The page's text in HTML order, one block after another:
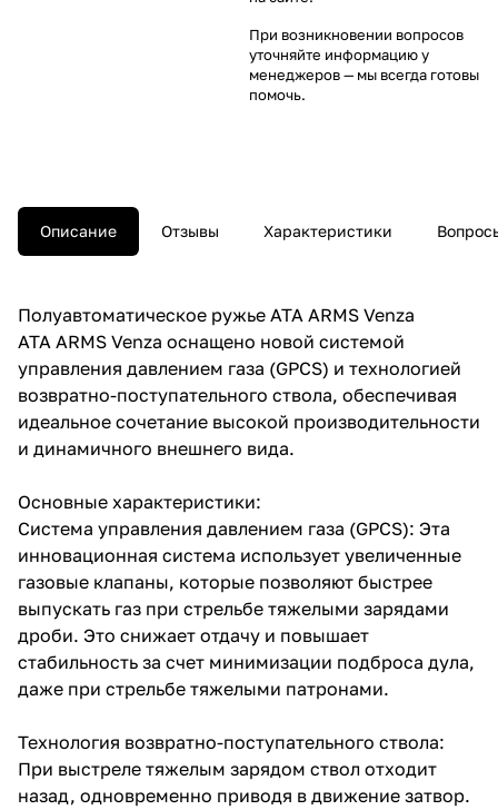
При возникновении вопросов
уточняйте информацию у
менеджеров— мы всегда готовы
помочь.
Описание Отзывы Характеристики
Полуавтоматическое ружье ATA ARMS Venza
ATA ARMS Venza оснащено новой системой
управления давлением газа (GPCS) и технологией
возвратно-поступательного ствола, обеспечивая
идеальное сочетание высокой производительности
и динамичного внешнего вида.
Основные характеристики:
Система управления давлением газа (GPCS): Эта
инновационная система использует увеличенные
газовые клапаны, которые позволяют быстрее
выпускать газ при стрельбе тяжелыми зарядами
дроби. Это снижает отдачу и повышает
стабильность за счет минимизации подброса дула,
даже при стрельбе тяжелыми патронами.
Технология возвратно-поступательного ствола:
При выстреле тяжелым зарядом ствол отходит
назад, одновременно приводя в движение затвор.